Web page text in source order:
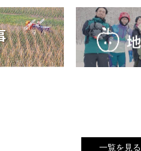
一覧を見る